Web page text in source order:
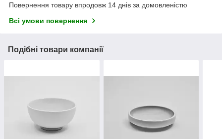
Повернення товару впродовж 14 днів за домовленістю
Всі умови повернення
Подібні товари компанії